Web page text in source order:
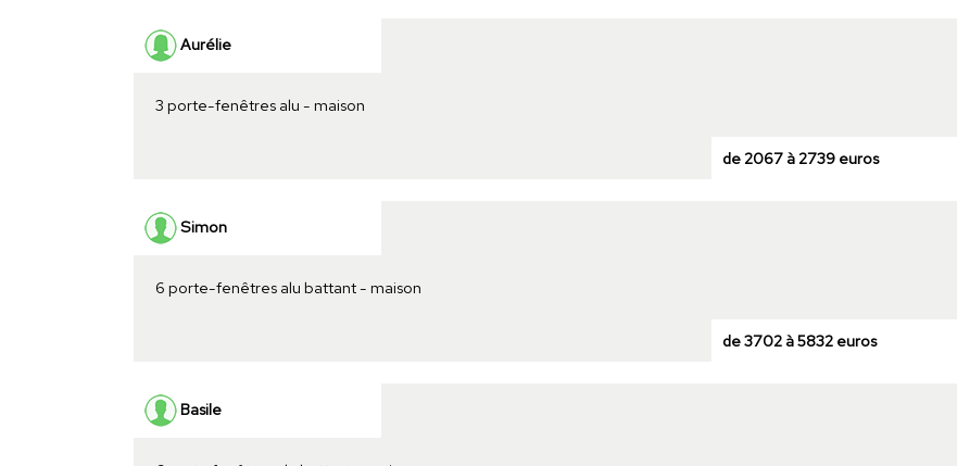
Aurélie
3 porte-fenêtres alu - maison
de 2067 à 2739 euros
Simon
6 porte-fenêtres alu battant - maison
de 3702 à 5832 euros
Basile